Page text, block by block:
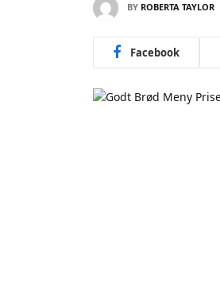
BY ROBERTA TAYLOR
Facebook